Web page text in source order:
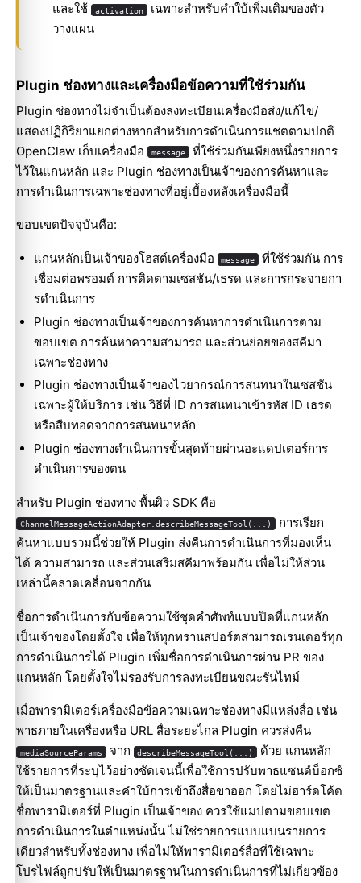
และใช้
activation เฉพาะสำหรับคำใบ้เพิ่มเติมของตัว
วางแผน
Plugin ช่องทางและเครื่องมือข้อความที่ใช้ร่วมกัน
Plugin ช่องทางไม่จำเป็นต้องลงทะเบียนเครื่องมือส่ง/แก้ไข/
แสดงปฏิกิริยาแยกต่างหากสำหรับการดำเนินการแชตตามปกติ
OpenClaw เก็บเครื่องมือ
message ที่ใช้ร่วมกันเพียงหนึ่งรายการ
ไว้ในแกนหลัก และ Plugin ช่องทางเป็นเจ้าของการค้นหาและ
การดำเนินการเฉพาะช่องทางที่อยู่เบื้องหลังเครื่องมือนี้
ขอบเขตปัจจุบันคือ:
แกนหลักเป็นเจ้าของโฮสต์เครื่องมือ message
ที่ใช้ร่วมกัน การ
เชื่อมต่อพรอมต์ การติดตามเซสชัน/เธรด และการกระจายกา
รดำเนินการ
Plugin ช่องทางเป็นเจ้าของการค้นหาการดำเนินการตาม
ขอบเขต การค้นหาความสามารถ และส่วนย่อยของสคีมา
เฉพาะช่องทาง
Plugin ช่องทางเป็นเจ้าของไวยากรณ์การสนทนาในเซสชัน
เฉพาะผู้ให้บริการ เช่น วิธีที่ ID การสนทนาเข้ารหัส ID เธรด
หรือสืบทอดจากการสนทนาหลัก
Plugin ช่องทางดำเนินการขั้นสุดท้ายผ่านอะแดปเตอร์การ
ดำเนินการของตน
สำหรับ Plugin ช่องทาง พื้นผิว SDK คือ
ChannelMessageActionAdapter.describeMessageTool(...) การเรียก
ค้นหาแบบรวมนี้ช่วยให้ Plugin ส่งคืนการดำเนินการที่มองเห็น
ได้ ความสามารถ และส่วนเสริมสคีมาพร้อมกัน เพื่อไม่ให้ส่วน
เหล่านี้คลาดเคลื่อนจากกัน
ชื่อการดำเนินการกับข้อความใช้ชุดคำศัพท์แบบปิดที่แกนหลัก
เป็นเจ้าของโดยตั้งใจ เพื่อให้ทุกทรานสปอร์ตสามารถเรนเดอร์ทุก
การดำเนินการได้ Plugin เพิ่มชื่อการดำเนินการผ่าน PR ของ
แกนหลัก โดยตั้งใจไม่รองรับการลงทะเบียนขณะรันไทม์
เมื่อพารามิเตอร์เครื่องมือข้อความเฉพาะช่องทางมีแหล่งสื่อ เช่น
พาธภายในเครื่องหรือ URL สื่อระยะไกล Plugin ควรส่งคืน
mediaSourceParams จาก describeMessageTool(...)
ด้วย แกนหลัก
ใช้รายการที่ระบุไว้อย่างชัดเจนนี้เพื่อใช้การปรับพาธแซนด์บ็อกซ์
ให้เป็นมาตรฐานและคำใบ้การเข้าถึงสื่อขาออก โดยไม่ฮาร์ดโค้ด
ชื่อพารามิเตอร์ที่ Plugin เป็นเจ้าของ ควรใช้แมปตามขอบเขต
การดำเนินการในตำแหน่งนั้น ไม่ใช่รายการแบบแบนรายการ
เดียวสำหรับทั้งช่องทาง เพื่อไม่ให้พารามิเตอร์สื่อที่ใช้เฉพาะ
โปรไฟล์ถูกปรับให้เป็นมาตรฐานในการดำเนินการที่ไม่เกี่ยวข้อง